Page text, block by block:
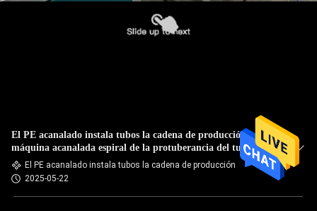
El PE acanalado instala tubos la cadena de producción
máquina acanalada espiral de la protuberancia del tubo del
plástico
El PE acanalado instala tubos la cadena de producción
2025-05-22